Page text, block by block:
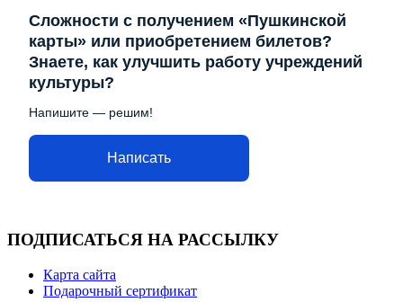
Сложности с получением «Пушкинской
карты» или приобретением билетов?
Знаете, как улучшить работу учреждений
культуры?
Напишите — решим!
Написать
ПОДПИСАТЬСЯ НА РАССЫЛКУ
Карта сайта
Подарочный сертификат